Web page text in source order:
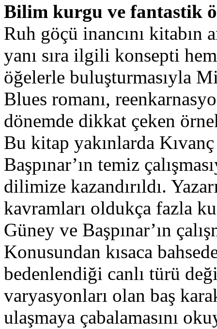
Bilim kurgu ve fantastik
Ruh göçü inancını kitabın
yanı sıra ilgili konsepti
öğelerle buluşturmasıyla
Blues romanı,
dönemde dikkat çeken
Bu kitap yakınlarda
Başpınar’ın temiz
dilimize kazandırıldı.
kavramları oldukça fazla
Güney ve Başpınar’ın
Konusundan kısaca
bedenlendiği canlı türü
varyasyonları olan baş
ulaşmaya çabalamasını